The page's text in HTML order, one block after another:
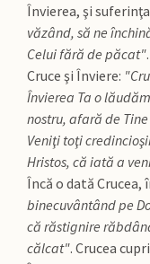
Învierea, şi
văzând, să ne
Celui fără de păcat"
Cruce şi Înviere:
Învierea Ta o
nostru, afară de
Veniţi toţi
Hristos, că iată a
Încă o dată Crucea,
binecuvântând pe
că răstignire
călcat". Crucea